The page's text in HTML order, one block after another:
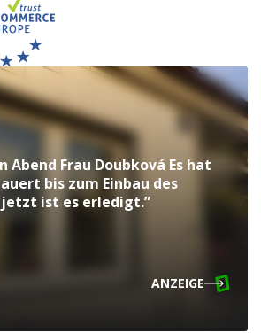
Abend Frau Doubková Es hat
bis zum Einbau des
jetzt ist es erledigt.”
ANZEIGE